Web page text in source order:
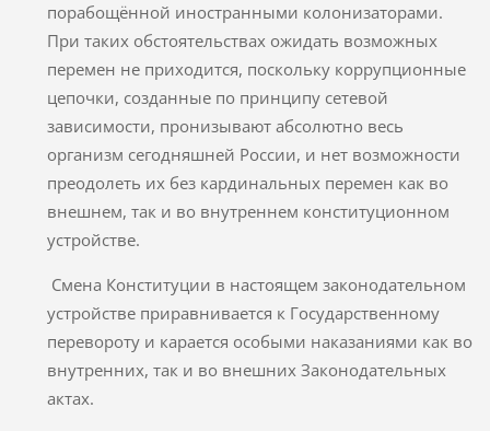
порабощённой иностранными колонизаторами.
При таких обстоятельствах ожидать возможных
перемен не приходится, поскольку коррупционные
цепочки, созданные по принципу сетевой
зависимости, пронизывают абсолютно весь
организм сегодняшней России, и нет возможности
преодолеть их без кардинальных перемен как во
внешнем, так и во внутреннем конституционном
устройстве.
Смена Конституции в настоящем законодательном
устройстве приравнивается к Государственному
перевороту и карается особыми наказаниями как во
внутренних, так и во внешних Законодательных
актах.